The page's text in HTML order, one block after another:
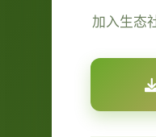
加入生态